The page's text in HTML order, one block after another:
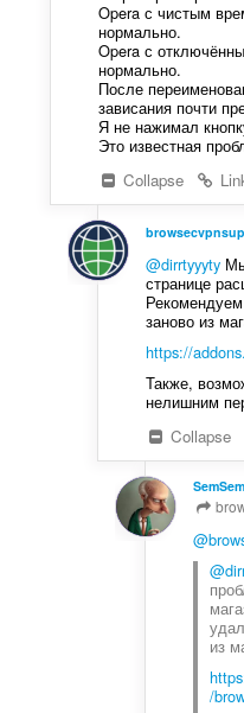
Opera с чистым
нормально.
Opera с
нормально.
После
зависания почти
Я не нажимал
Это известная
Collapse
@dirrtyyytyМы
странице
заново из
https://
Также,
нелишним
Collapse
из
/